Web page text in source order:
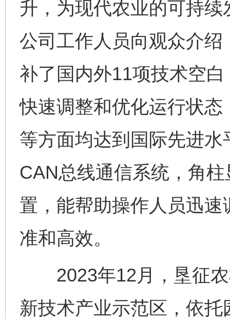
升，为现代农业的可持
公司工作人员向观众介
补了国内外11项技术空
快速调整和优化运行状
等方面均达到国际先进
CAN总线通信系统，角
置，能帮助操作人员迅
准和高效。
2023年12月，垦征农
新技术产业示范区，依